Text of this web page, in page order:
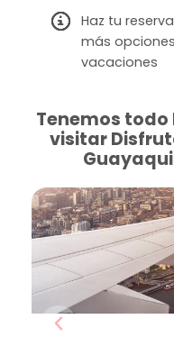
Haz tu
más
vacaciones
Tenemos
visitar